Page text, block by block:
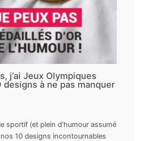
j’ai Jeux Olympiques
designs à ne pas manquer
sportif (et plein d’humour assumé
10 designs incontournables